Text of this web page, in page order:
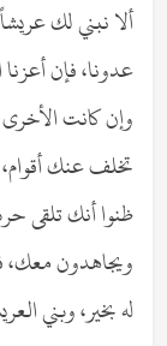
ألا نبني لك
عدونا، فإن
وإن كانت
تخلف عنك أقوام،
ظنوا أنك تلقى
ويجاهدون معك،
له بخير، وبني